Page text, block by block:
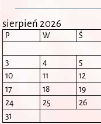
sierpień 2026
P W Ś
3
4 5
10
11 12
17
18 19
24
25 26
31